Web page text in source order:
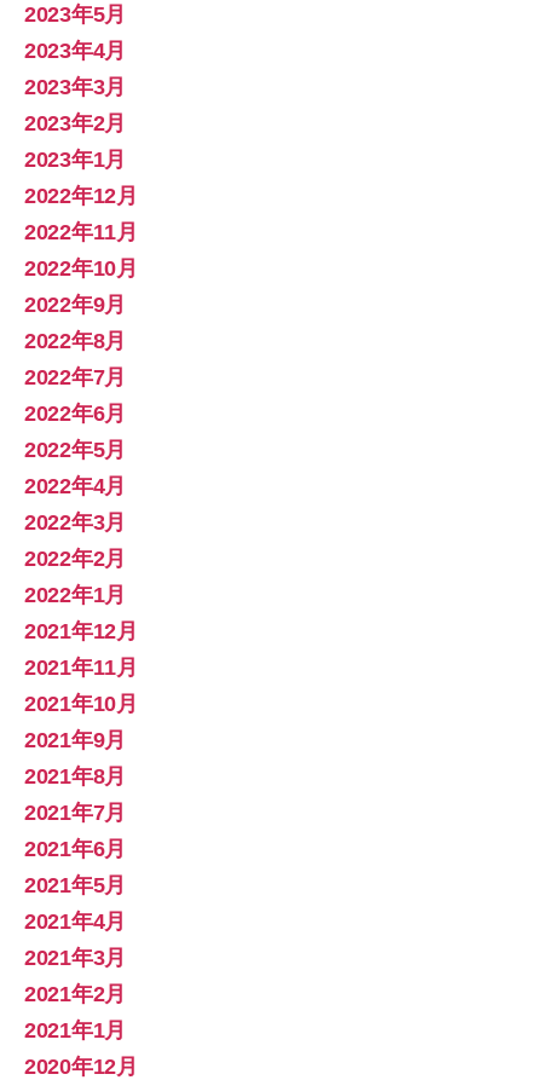
2023年5月
2023年4月
2023年3月
2023年2月
2023年1月
2022年12月
2022年11月
2022年10月
2022年9月
2022年8月
2022年7月
2022年6月
2022年5月
2022年4月
2022年3月
2022年2月
2022年1月
2021年12月
2021年11月
2021年10月
2021年9月
2021年8月
2021年7月
2021年6月
2021年5月
2021年4月
2021年3月
2021年2月
2021年1月
2020年12月